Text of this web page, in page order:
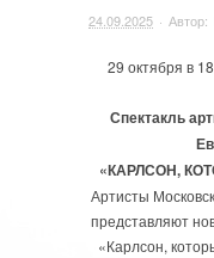
24.09.2025 · Автор:
29 октября в
Спектакль
«КАРЛСОН,
Артисты
представляют
«Карлсон,